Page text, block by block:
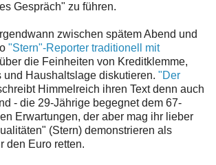
Gespräch" zu führen.
zwischen spätem Abend und
"Stern"-Reporter traditionell mit
über die Feinheiten von Kreditklemme,
und Haushaltslage diskutieren. "Der
Himmelreich ihren Text denn auch
- die 29-Jährige begegnet dem 67-
Erwartungen, der aber mag ihr lieber
(Stern) demonstrieren als
den Euro retten.